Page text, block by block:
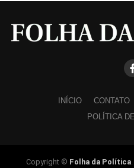
INÍCIO CONTATO
POLÍTICA
Copyright © Folha da Política